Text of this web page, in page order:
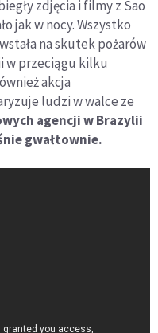
zdjęcia i filmy z Sao
jak w nocy. Wszystko
na skutek pożarów
w przeciągu kilku
akcja
ludzi w walce ze
agencji w Brazylii
gwałtownie.